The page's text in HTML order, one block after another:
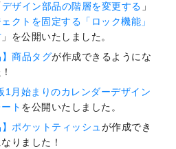
デザイン部品の階層を変更する 」
クトを固定する「ロック機能」
」を公開いたしました。
】商品タグが作成できるようにな
1月始まりのカレンダーデザイン
ト を公開いたしました。
】ポケットティッシュが作成でき
りました！